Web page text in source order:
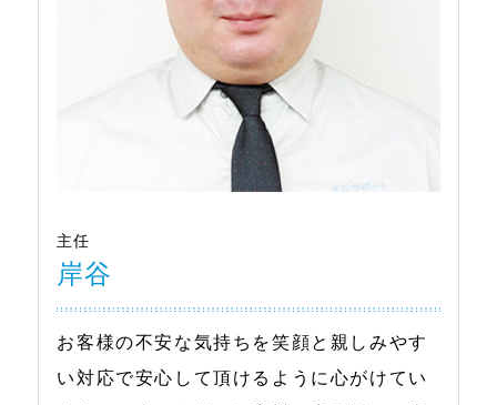
主任
岸谷
お客様の不安な気持ちを笑顔と親しみやす
い対応で安心して頂けるように心がけてい